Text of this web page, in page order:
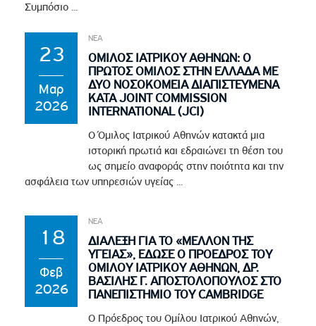
Συμπόσιο ...
23
Μαρ
2026
ΝΕΑ
ΟΜΙΛΟΣ ΙΑΤΡΙΚΟΥ ΑΘΗΝΩΝ: Ο
ΠΡΩΤΟΣ ΟΜΙΛΟΣ ΣΤΗΝ ΕΛΛΑΔΑ ΜΕ
ΔΥΟ ΝΟΣΟΚΟΜΕΙΑ ΔΙΑΠΙΣΤΕΥΜΕΝΑ
ΚΑΤΑ JOINT COMMISSION
INTERNATIONAL (JCI)
Ο Όμιλος Ιατρικού Αθηνών κατακτά μια
ιστορική πρωτιά και εδραιώνει τη θέση του
ως σημείο αναφοράς στην ποιότητα και την
ασφάλεια των υπηρεσιών υγείας ...
18
Φεβ
2026
ΝΕΑ
ΔΙΑΛΕΞΗ ΓΙΑ ΤΟ «ΜΕΛΛΟΝ ΤΗΣ
ΥΓΕΙΑΣ», ΕΔΩΣΕ Ο ΠΡΟΕΔΡΟΣ ΤΟΥ
ΟΜΙΛΟΥ ΙΑΤΡΙΚΟΥ ΑΘΗΝΩΝ, ΔΡ.
ΒΑΣΙΛΗΣ Γ. ΑΠΟΣΤΟΛΟΠΟΥΛΟΣ ΣΤΟ
ΠΑΝΕΠΙΣΤΗΜΙΟ ΤΟΥ CAMBRIDGE
Ο Πρόεδρος του Ομίλου Ιατρικού Αθηνών,